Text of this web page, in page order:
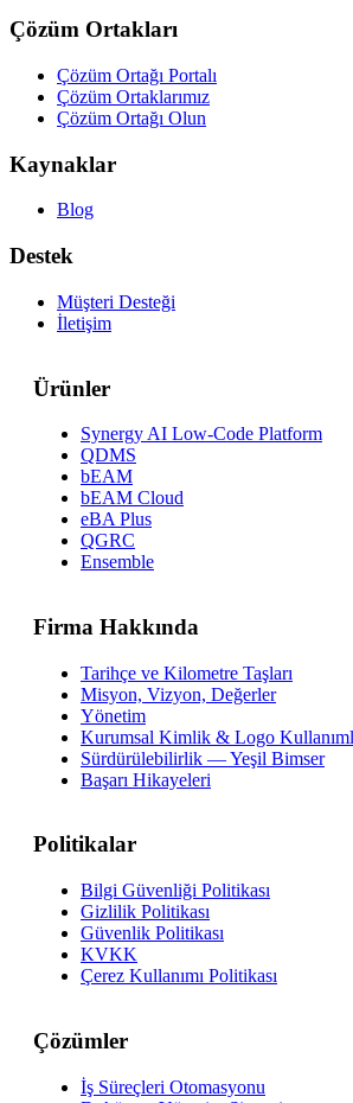
Çözüm Ortakları
Çözüm Ortağı Portalı
Çözüm Ortaklarımız
Çözüm Ortağı Olun
Kaynaklar
Blog
Destek
Müşteri Desteği
İletişim
Ürünler
Synergy AI Low-Code Platform
QDMS
bEAM
bEAM Cloud
eBA Plus
QGRC
Ensemble
Firma Hakkında
Tarihçe ve Kilometre Taşları
Misyon, Vizyon, Değerler
Yönetim
Kurumsal Kimlik & Logo
Sürdürülebilirlik — Yeşil Bimser
Başarı Hikayeleri
Politikalar
Bilgi Güvenliği Politikası
Gizlilik Politikası
Güvenlik Politikası
KVKK
Çerez Kullanımı Politikası
Çözümler
İş Süreçleri Otomasyonu